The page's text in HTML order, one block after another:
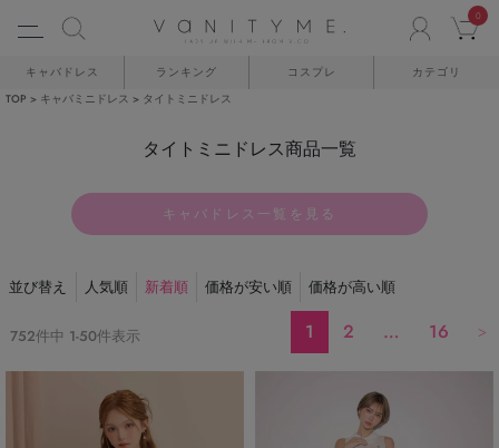
0
キャバドレス ランキング コスプレ カテゴリ
TOP キャバミニドレス タイトミニドレス
タイトミニドレス商品一覧
キャバドレス一覧を見る
並び替え 人気順 新着順 価格が安い順 価格が高い順
752件中 1-50件表示 1 2 … 16